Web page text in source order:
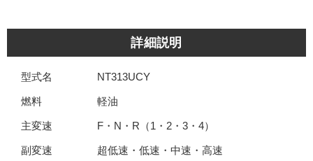
詳細説明
型式名 NT313UCY
燃料 軽油
主変速 F・N・R（1・2・3・4）
副変速 超低速・低速・中速・高速